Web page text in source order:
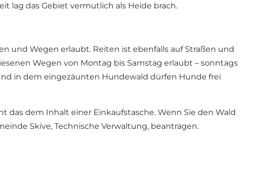
lag das Gebiet vermutlich als Heide brach.
und Wegen erlaubt. Reiten ist ebenfalls auf Straßen und
Wegen von Montag bis Samstag erlaubt – sonntags
in dem eingezäunten Hundewald dürfen Hunde frei
das dem Inhalt einer Einkaufstasche. Wenn Sie den Wald
Skive, Technische Verwaltung, beantragen.